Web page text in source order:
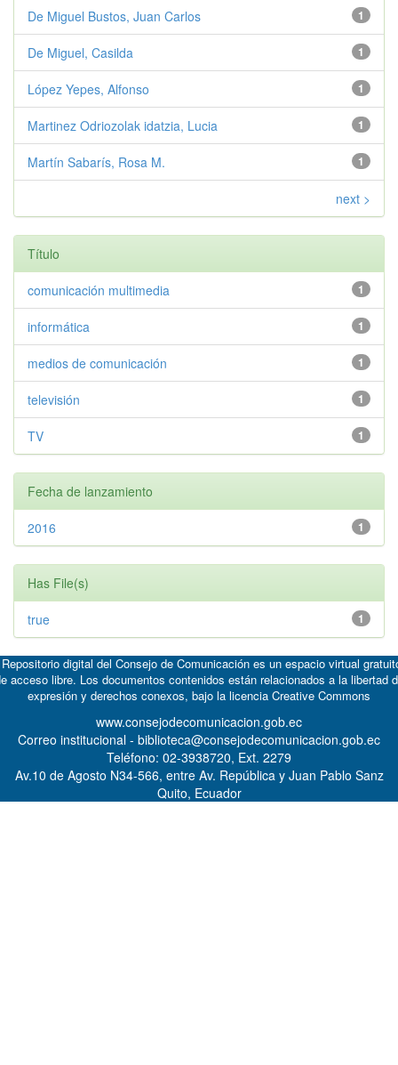
1
De Miguel Bustos, Juan Carlos
1
De Miguel, Casilda
1
López Yepes, Alfonso
1
Martinez Odriozolak idatzia, Lucia
1
Martín Sabarís, Rosa M.
next >
Título
1
comunicación multimedia
1
informática
1
medios de comunicación
1
televisión
1
TV
Fecha de lanzamiento
1
2016
Has File(s)
1
true
digital del Consejo de Comunicación es un espacio virtual
acceso libre. Los documentos contenidos están relacionados a la libertad
expresión y derechos conexos, bajo la licencia Creative Commons
www.consejodecomunicacion.gob.ec
Correo institucional - biblioteca@consejodecomunicacion.gob.ec
Teléfono: 02-3938720, Ext. 2279
Av.10 de Agosto N34-566, entre Av. República y Juan Pablo Sanz
Quito, Ecuador